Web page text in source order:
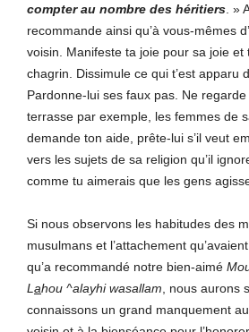
compter au nombre des héritiers . »
recommande ainsi qu’à vous-mêmes
voisin. Manifeste ta joie pour sa joie et
chagrin. Dissimule ce qui t’est apparu
Pardonne-lui ses faux pas. Ne
terrasse par exemple, les femmes de
demande ton aide, prête-lui s’il veut
vers les sujets de sa religion qu’il
comme tu aimerais que les gens
Si nous observons les habitudes des
musulmans et l’attachement
qu’a recommandé notre bien-aimé
L ahou ^alayhi wasallam , nous aurons
connaissons un grand manquement